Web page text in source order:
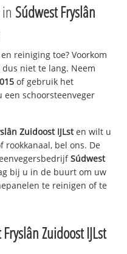
Súdwest Fryslân
reiniging toe? Voorkom
niet te lang. Neem
of gebruik het
schoorsteenveger
Zuidoost IJLsten wilt u
bel ons. De
Súdwest
bij u in de buurt om uw
te reinigen of te
Zuidoost IJLst